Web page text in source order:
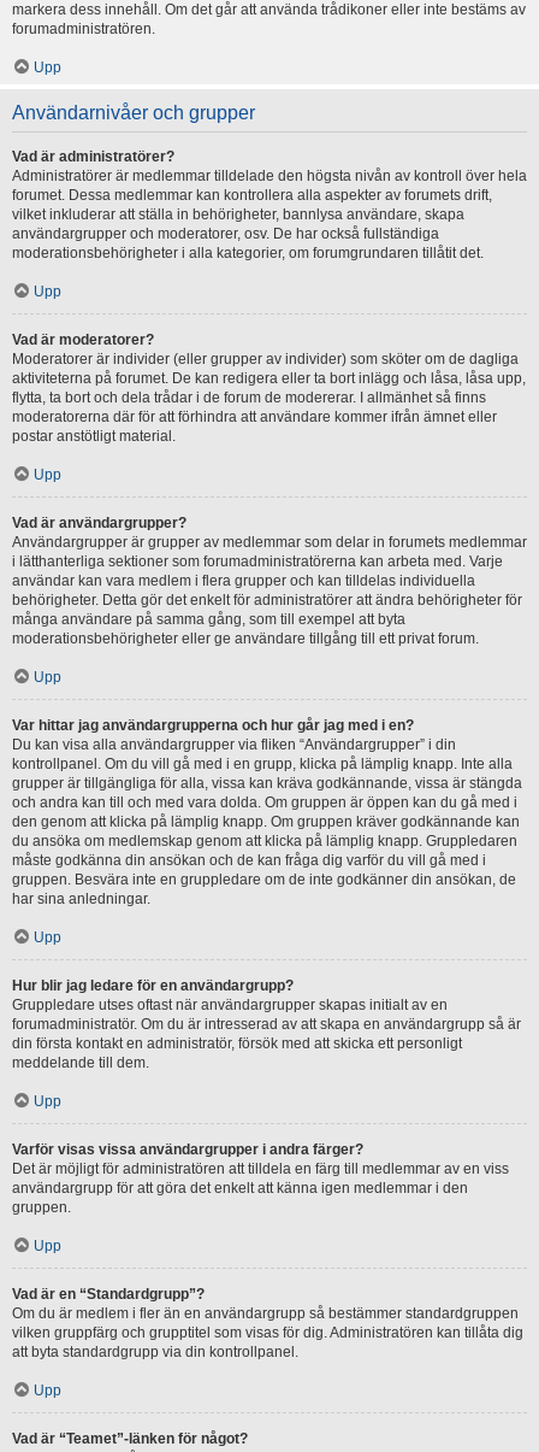
markera dess innehåll. Om det går att använda trådikoner eller inte bestäms av
forumadministratören.
Upp
Användarnivåer och grupper
Vad är administratörer?
Administratörer är medlemmar tilldelade den högsta nivån av kontroll över hela
forumet. Dessa medlemmar kan kontrollera alla aspekter av forumets drift,
vilket inkluderar att ställa in behörigheter, bannlysa användare, skapa
användargrupper och moderatorer, osv. De har också fullständiga
moderationsbehörigheter i alla kategorier, om forumgrundaren tillåtit det.
Upp
Vad är moderatorer?
Moderatorer är individer (eller grupper av individer) som sköter om de dagliga
aktiviteterna på forumet. De kan redigera eller ta bort inlägg och låsa, låsa upp,
flytta, ta bort och dela trådar i de forum de modererar. I allmänhet så finns
moderatorerna där för att förhindra att användare kommer ifrån ämnet eller
postar anstötligt material.
Upp
Vad är användargrupper?
Användargrupper är grupper av medlemmar som delar in forumets medlemmar
i lätthanterliga sektioner som forumadministratörerna kan arbeta med. Varje
användar kan vara medlem i flera grupper och kan tilldelas individuella
behörigheter. Detta gör det enkelt för administratörer att ändra behörigheter för
många användare på samma gång, som till exempel att byta
moderationsbehörigheter eller ge användare tillgång till ett privat forum.
Upp
Var hittar jag användargrupperna och hur går jag med i en?
Du kan visa alla användargrupper via fliken “Användargrupper” i din
kontrollpanel. Om du vill gå med i en grupp, klicka på lämplig knapp. Inte alla
grupper är tillgängliga för alla, vissa kan kräva godkännande, vissa är stängda
och andra kan till och med vara dolda. Om gruppen är öppen kan du gå med i
den genom att klicka på lämplig knapp. Om gruppen kräver godkännande kan
du ansöka om medlemskap genom att klicka på lämplig knapp. Gruppledaren
måste godkänna din ansökan och de kan fråga dig varför du vill gå med i
gruppen. Besvära inte en gruppledare om de inte godkänner din ansökan, de
har sina anledningar.
Upp
Hur blir jag ledare för en användargrupp?
Gruppledare utses oftast när användargrupper skapas initialt av en
forumadministratör. Om du är intresserad av att skapa en användargrupp så är
din första kontakt en administratör, försök med att skicka ett personligt
meddelande till dem.
Upp
Varför visas vissa användargrupper i andra färger?
Det är möjligt för administratören att tilldela en färg till medlemmar av en viss
användargrupp för att göra det enkelt att känna igen medlemmar i den
gruppen.
Upp
Vad är en “Standardgrupp”?
Om du är medlem i fler än en användargrupp så bestämmer standardgruppen
vilken gruppfärg och grupptitel som visas för dig. Administratören kan tillåta dig
att byta standardgrupp via din kontrollpanel.
Upp
Vad är “Teamet”-länken för något?